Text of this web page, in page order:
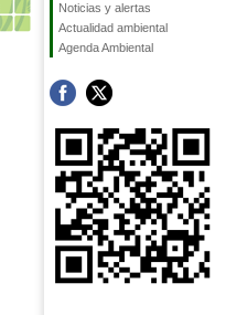
Noticias y alertas
Actualidad ambiental
Agenda Ambiental